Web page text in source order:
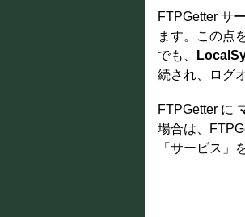
FTPGetter サ
ます。この点
でも、
続され、ログ
FTPGetter に
場合は、
「サービス」